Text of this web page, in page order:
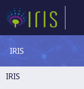
IRIS
IRIS